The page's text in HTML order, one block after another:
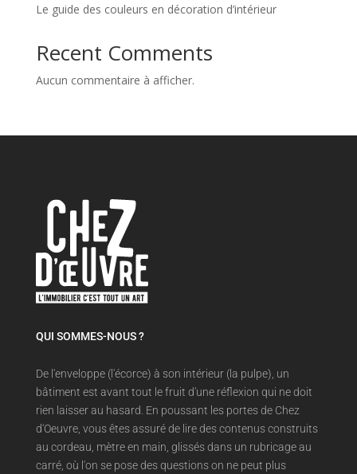
Le guide des couleurs en décoration d’intérieur
Recent Comments
Aucun commentaire à afficher.
QUI SOMMES-NOUS ?
De l'enveloppe (l'écorce) à son intérieur (la pulpe), un
bâtiment est avant tout le fruit d'une réflexion qui ne doit
rien laisser au hasard. En poussant les portes de Chez
d'Oeuvre, vous êtes assuré de lire des contenus construits
au cordeau, mètre en main, glissés dans un rubricage au
carré, où l'on se pose des questions on ne peut plus